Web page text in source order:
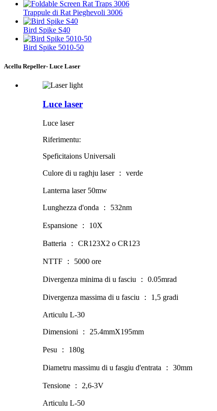
Trappule di Rat Pieghevoli 3006
Bird Spike S40
Bird Spike 5010-50
Acellu Repeller- Luce Laser
Luce laser
Luce laser
Riferimentu:
Speficitaions Universali
Culore di u raghju laser ： verde
Lanterna laser 50mw
Lunghezza d'onda ： 532nm
Espansione ： 10X
Batteria ： CR123X2 o CR123
NTTF ： 5000 ore
Divergenza minima di u fasciu ： 0.05mrad
Divergenza massima di u fasciu ： 1,5 gradi
Articulu L-30
Dimensioni ： 25.4mmX195mm
Pesu ： 180g
Diametru massimu di u fasgiu d'entrata ： 30mm
Tensione ： 2,6-3V
Articulu L-50